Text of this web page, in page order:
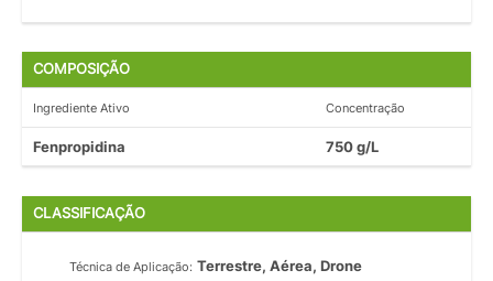
COMPOSIÇÃO
Ingrediente Ativo Concentração
Fenpropidina 750 g/L
CLASSIFICAÇÃO
Técnica de Aplicação: Terrestre, Aérea, Drone